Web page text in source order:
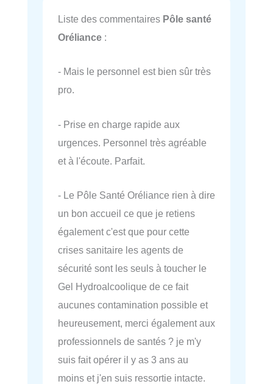
Liste des commentaires Pôle santé
Oréliance :
- Mais le personnel est bien sûr très
pro.
- Prise en charge rapide aux
urgences. Personnel très agréable
et à l'écoute. Parfait.
- Le Pôle Santé Oréliance rien à dire
un bon accueil ce que je retiens
également c'est que pour cette
crises sanitaire les agents de
sécurité sont les seuls à toucher le
Gel Hydroalcoolique de ce fait
aucunes contamination possible et
heureusement, merci également aux
professionnels de santés ? je m'y
suis fait opérer il y as 3 ans au
moins et j'en suis ressortie intacte.